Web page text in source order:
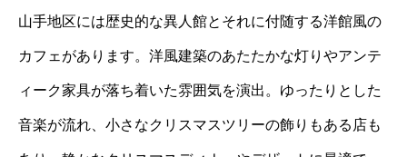
山手地区には歴史的な異人館とそれに付随する洋館風の
カフェがあります。洋風建築のあたたかな灯りやアンテ
ィーク家具が落ち着いた雰囲気を演出。ゆったりとした
音楽が流れ、小さなクリスマスツリーの飾りもある店も